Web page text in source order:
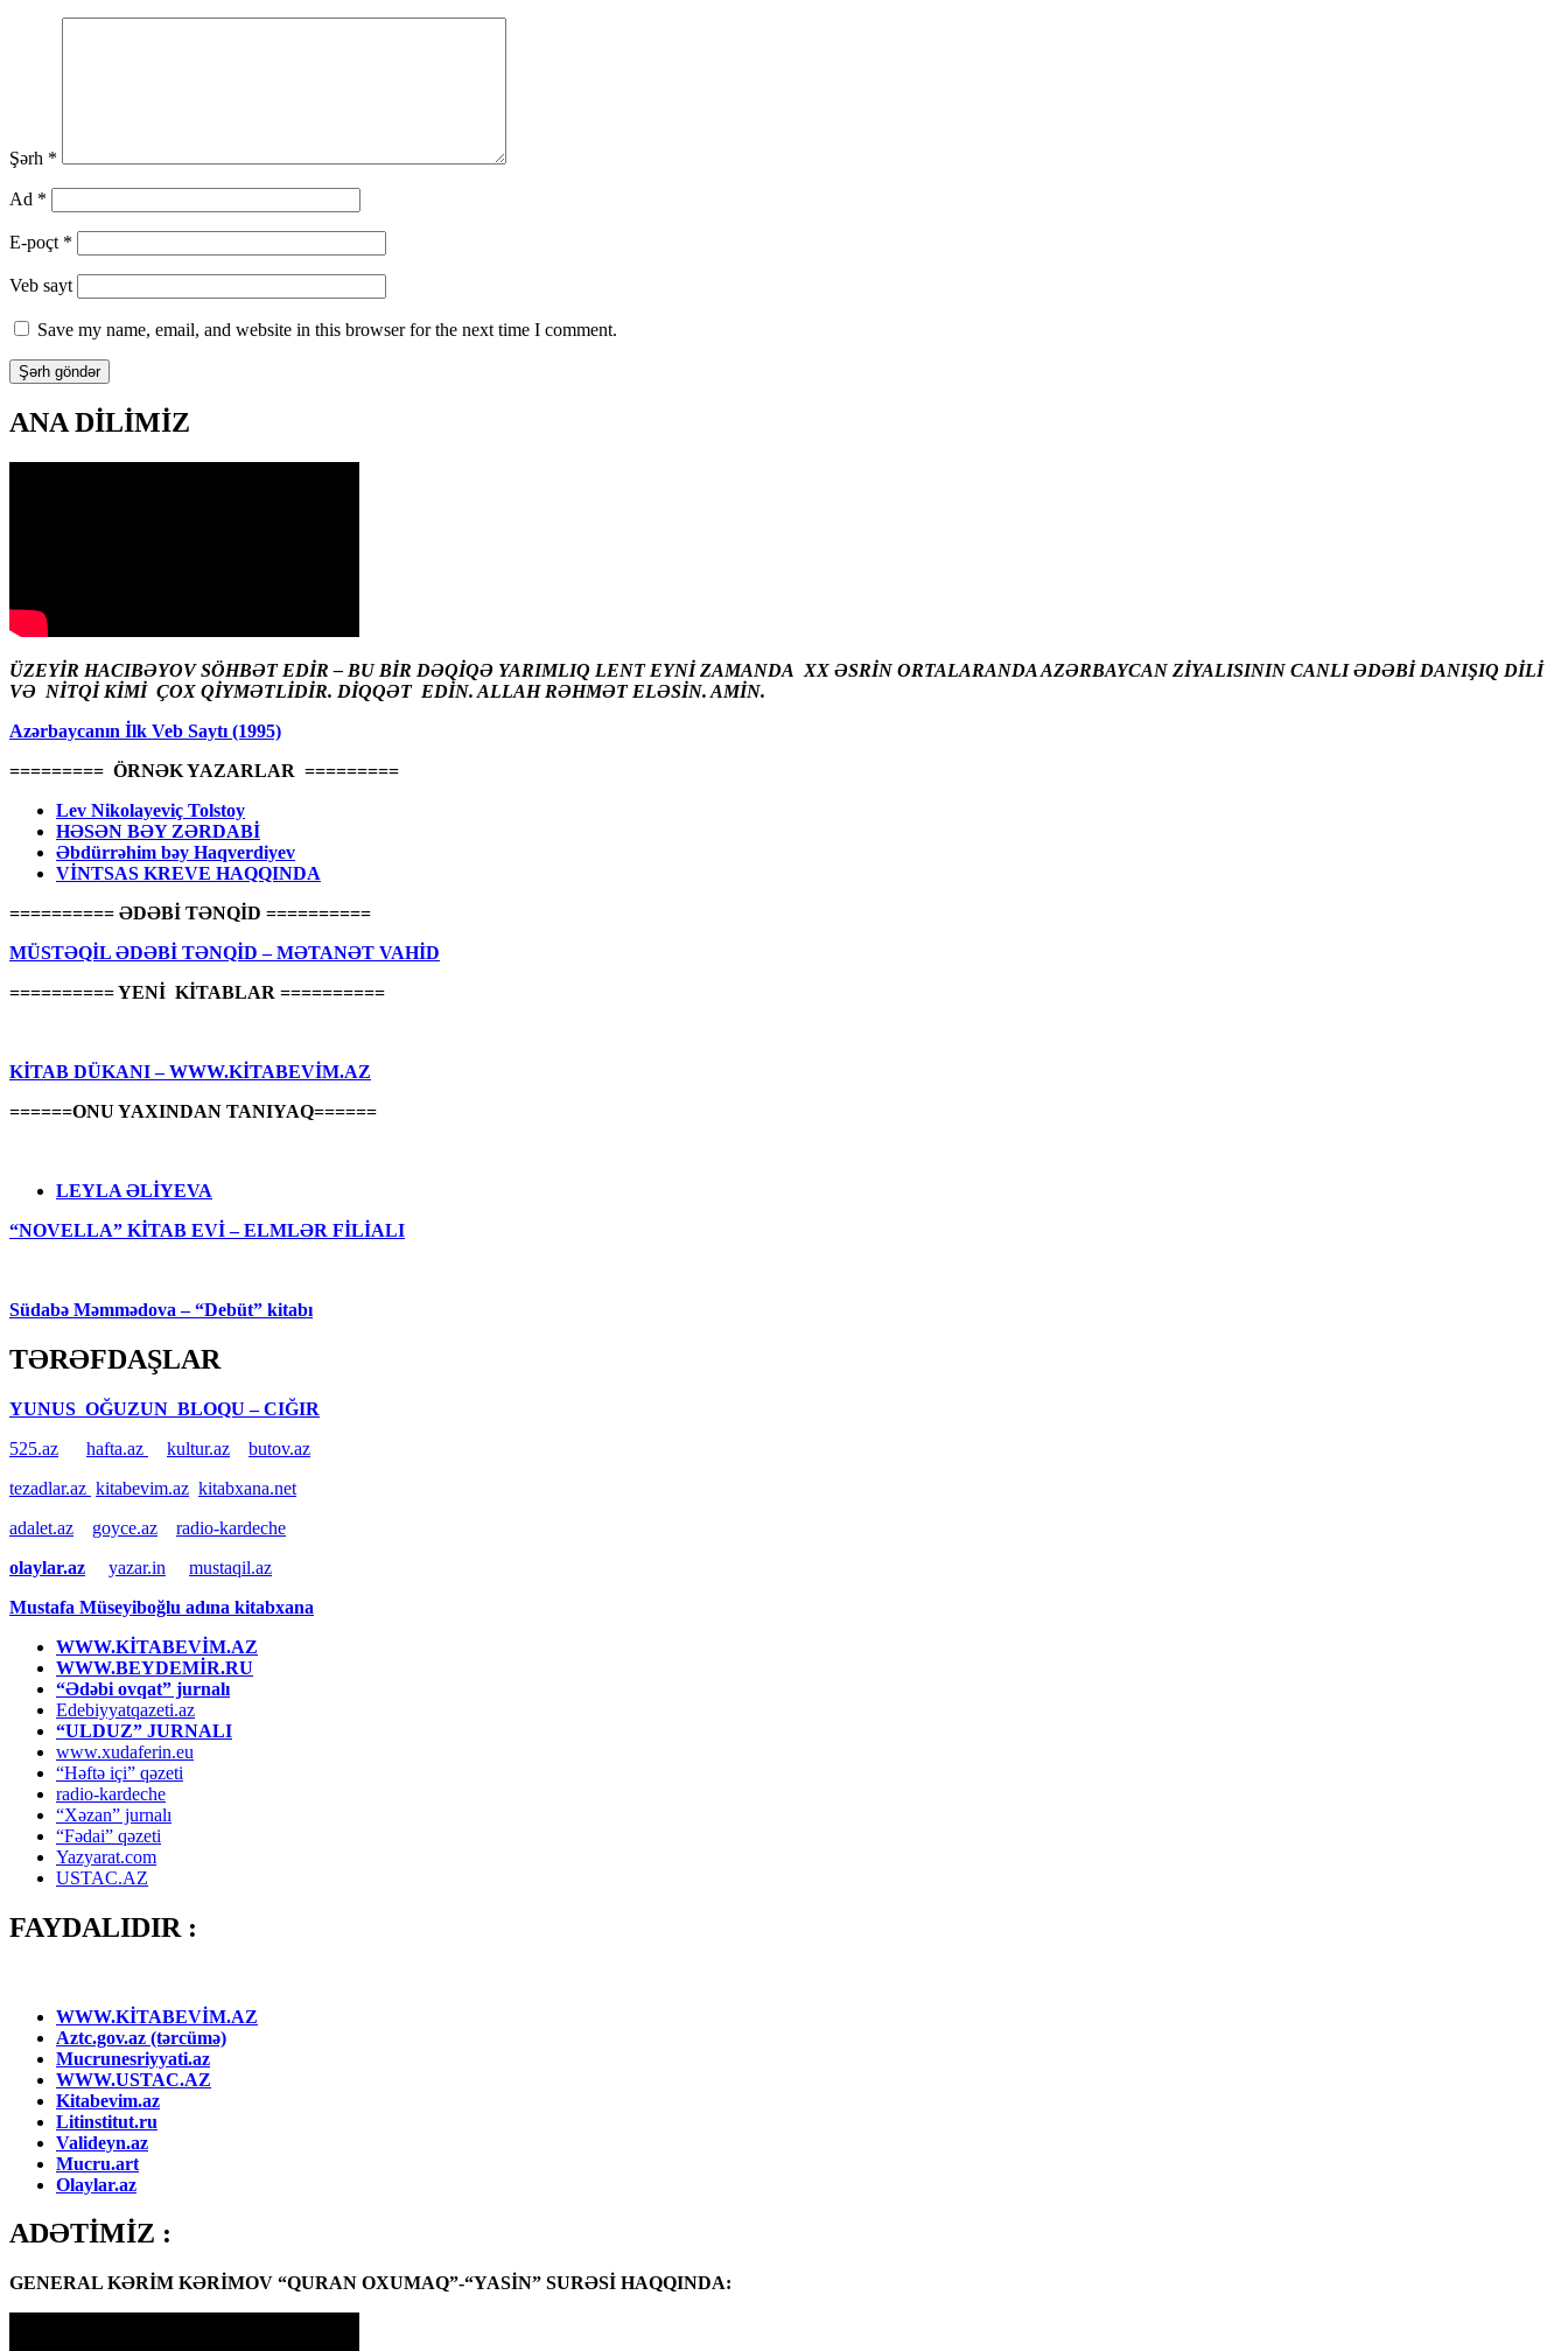
Şərh *
Ad *
E-poçt *
Veb sayt
Save my name, email, and website in this browser for the next time I comment.
ANA DİLİMİZ
ÜZEYİR HACIBƏYOV SÖHBƏT EDİR – BU BİR DƏQİQƏ YARIMLIQ LENT EYNİ ZAMANDA XX ƏSRİN ORTALARANDA AZƏRBAYCAN ZİYALISININ CANLI ƏDƏBİ DANIŞIQ DİLİ
VƏ NİTQİ KİMİ ÇOX QİYMƏTLİDİR. DİQQƏT EDİN. ALLAH RƏHMƏT ELƏSİN. AMİN.
Azərbaycanın İlk Veb Saytı (1995)
========= ÖRNƏK YAZARLAR =========
Lev Nikolayeviç Tolstoy
HƏSƏN BƏY ZƏRDABİ
Əbdürrəhim bəy Haqverdiyev
VİNTSAS KREVE HAQQINDA
========== ƏDƏBİ TƏNQİD ==========
MÜSTƏQİL ƏDƏBİ TƏNQİD – MƏTANƏT VAHİD
========== YENİ KİTABLAR ==========
KİTAB DÜKANI – WWW.KİTABEVİM.AZ
======ONU YAXINDAN TANIYAQ======
LEYLA ƏLİYEVA
“NOVELLA” KİTAB EVİ – ELMLƏR FİLİALI
Südabə Məmmədova – “Debüt” kitabı
TƏRƏFDAŞLAR
YUNUS OĞUZUN BLOQU – CIĞIR
525.az
hafta.az kultur.az
butov.az
tezadlar.az kitabevim.az kitabxana.net
adalet.az
goyce.az
radio-kardeche
olaylar.az
yazar.in
mustaqil.az
Mustafa Müseyiboğlu adına kitabxana
WWW.KİTABEVİM.AZ
WWW.BEYDEMİR.RU
“Ədəbi ovqat” jurnalı
Edebiyyatqazeti.az
“ULDUZ” JURNALI
www.xudaferin.eu
“Həftə içi” qəzeti
radio-kardeche
“Xəzan” jurnalı
“Fədai” qəzeti
Yazyarat.com
USTAC.AZ
FAYDALIDIR :
WWW.KİTABEVİM.AZ
Aztc.gov.az (tərcümə)
Mucrunesriyyati.az
WWW.USTAC.AZ
Kitabevim.az
Litinstitut.ru
Valideyn.az
Mucru.art
Olaylar.az
ADƏTİMİZ :
GENERAL KƏRİM KƏRİMOV “QURAN OXUMAQ”-“YASİN” SURƏSİ HAQQINDA: